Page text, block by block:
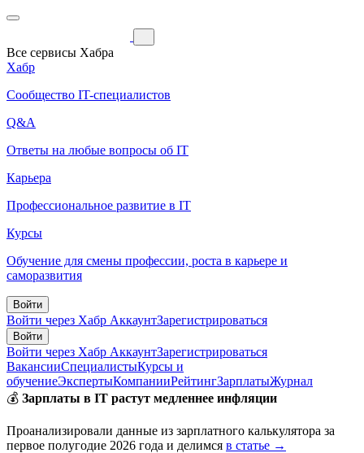
Все сервисы Хабра
Хабр
Сообщество IT-специалистов
Q&A
Ответы на любые вопросы об IT
Карьера
Профессиональное развитие в IT
Курсы
Обучение для смены профессии, роста в карьере и
саморазвития
Войти
Войти через Хабр АккаунтЗарегистрироваться
Войти
Войти через Хабр АккаунтЗарегистрироваться
ВакансииСпециалистыКурсы и
обучениеЭкспертыКомпанииРейтингЗарплатыЖурнал
💰 Зарплаты в IT растут медленнее инфляции
Проанализировали данные из зарплатного калькулятора за
первое полугодие 2026 года и делимся в статье →